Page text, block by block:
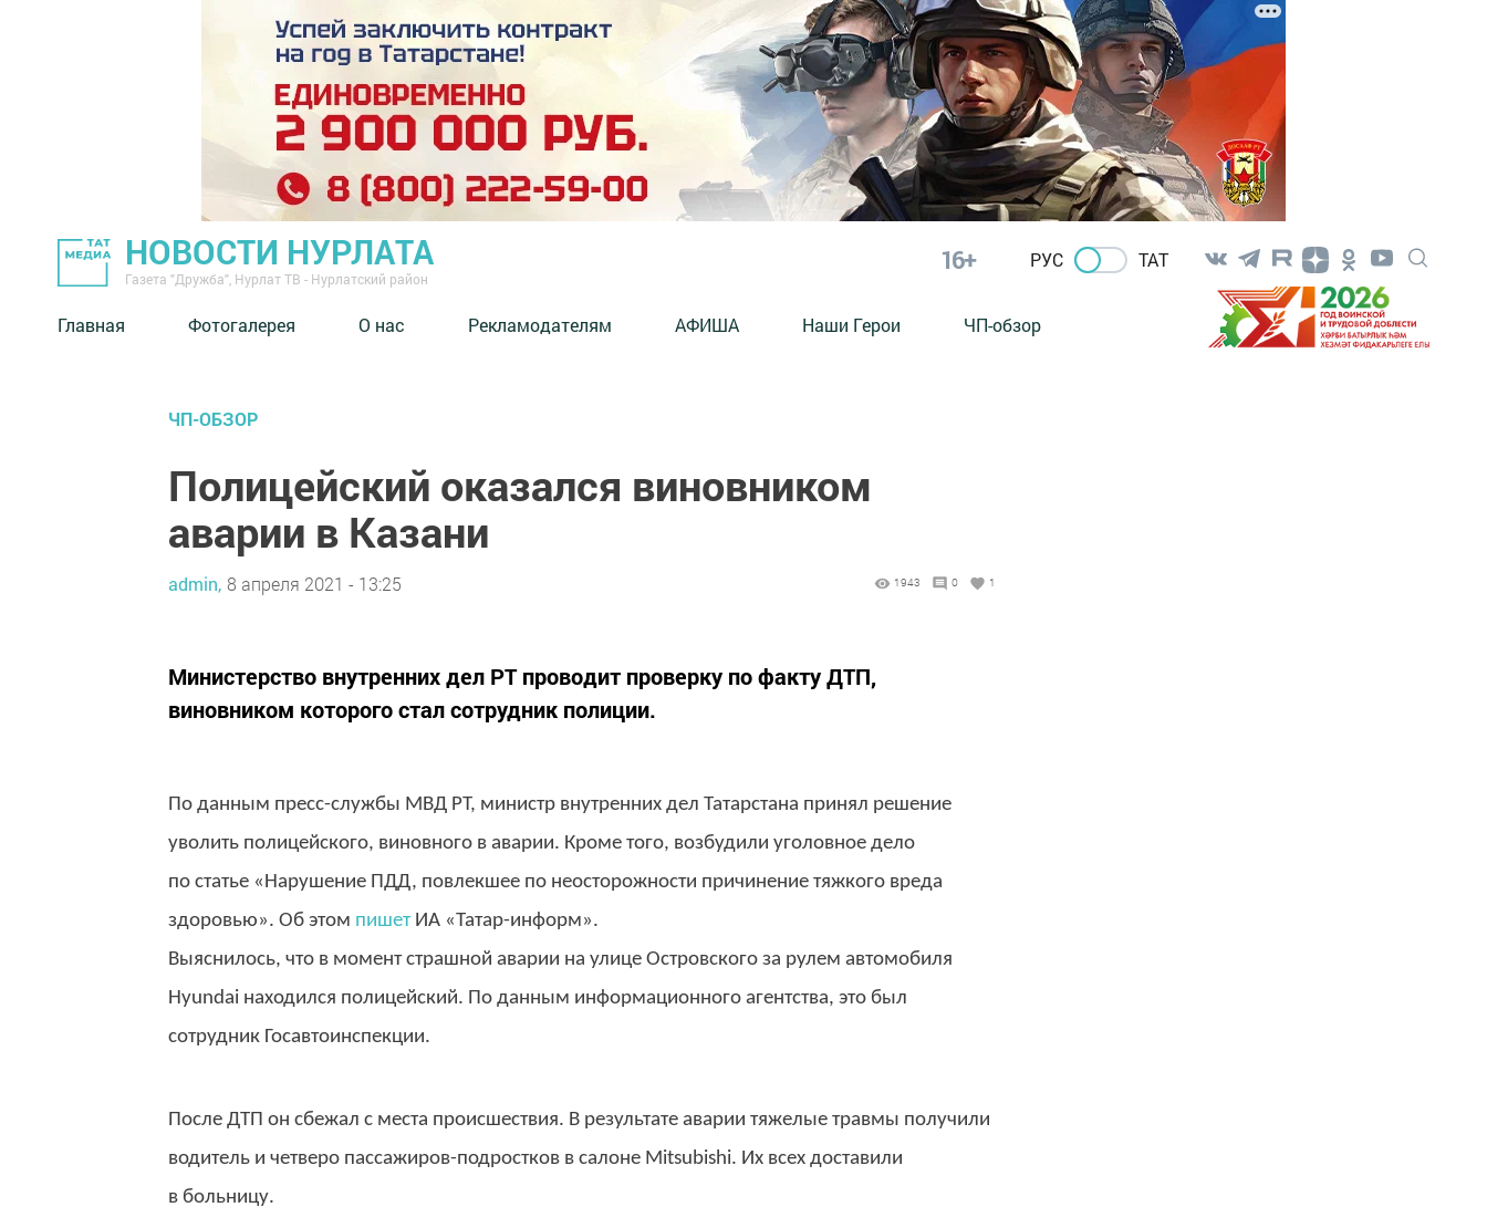
НОВОСТИ НУРЛАТА
Газета "Дружба", Нурлат ТВ - Нурлатский район
16+ РУС ТАТ
Главная Фотогалерея О нас Рекламодателям АФИША Наши Герои ЧП-обзор
ЧП-ОБЗОР
Полицейский оказался виновником
аварии в Казани
admin, 8 апреля 2021 - 13:25 1943 0 1
​​​​​​​Министерство внутренних дел РТ проводит проверку по факту ДТП,
виновником которого стал сотрудник полиции.
По данным пресс-службы МВД РТ, министр внутренних дел Татарстана принял решение
уволить полицейского, виновного в аварии. Кроме того, возбудили уголовное дело
по статье «Нарушение ПДД, повлекшее по неосторожности причинение тяжкого вреда
здоровью». Об этом пишетИА «Татар-информ».
Выяснилось, что в момент страшной аварии на улице Островского за рулем автомобиля
Hyundai находился полицейский. По данным информационного агентства, это был
сотрудник Госавтоинспекции.
После ДТП он сбежал с места происшествия. В результате аварии тяжелые травмы получили
водитель и четверо пассажиров-подростков в салоне Mitsubishi. Их всех доставили
в больницу.